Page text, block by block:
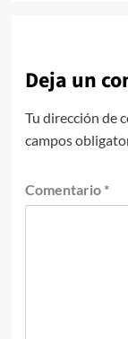
Deja un
Tu dirección de
campos
Comentario *